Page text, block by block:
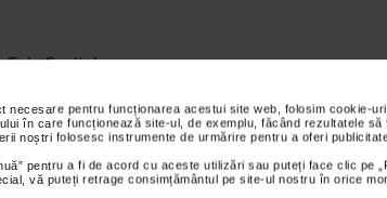
necesare pentru funcționarea acestui site web, folosim cookie-
în care funcționează site-ul, de exemplu, făcând rezultatele
noștri folosesc instrumente de urmărire pentru a oferi
pentru a fi de acord cu aceste utilizări sau puteți face clic pe
vă puteți retrage consimțământul pe site-ul nostru în orice
Gala Capital
și Capital, a anunțat în deschiderea
Educație-Cercetare, Cultură și Administrație
de Dezvoltare, Marketing și Vânzări, HR, CSR,
George Enescu, Academia Română,